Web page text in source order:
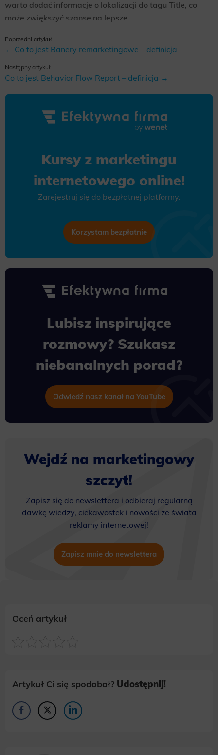
warto dodać informacje o lokalizacji do tagu Title, co
może zwiększyć szanse na lepsze
Poprzedni artykuł
← Co to jest Banery remarketingowe – definicja
Następny artykuł
Co to jest Behavior Flow Report – definicja →
Kursy z marketingu
internetowego online!
Zarejestruj się do bezpłatnej platformy.
Korzystam bezpłatnie
Lubisz inspirujące
rozmowy? Szukasz
niebanalnych porad?
Odwiedź nasz kanał na YouTube
Wejdź na marketingowy
szczyt!
Zapisz się do newslettera i odbieraj regularną
dawkę wiedzy, ciekawostek i nowości ze świata
reklamy internetowej!
Zapisz mnie do newslettera
Oceń artykuł
Artykuł Ci się spodobał? Udostępnij!